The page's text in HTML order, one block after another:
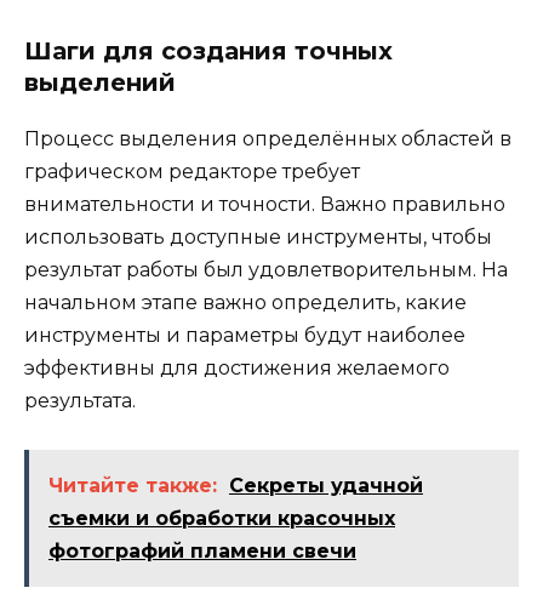
Шаги для создания точных
выделений
Процесс выделения определённых областей в
графическом редакторе требует
внимательности и точности. Важно правильно
использовать доступные инструменты, чтобы
результат работы был удовлетворительным. На
начальном этапе важно определить, какие
инструменты и параметры будут наиболее
эффективны для достижения желаемого
результата.
Читайте также: Секреты удачной
съемки и обработки красочных
фотографий пламени свечи